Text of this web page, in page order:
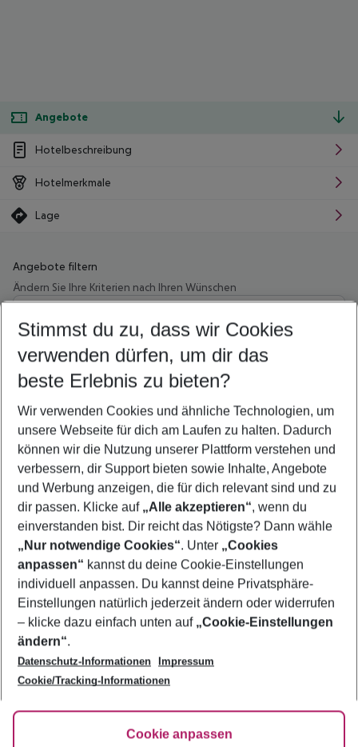
Angebote
Hotelbeschreibung
Hotelmerkmale
Lage
Angebote filtern
Ändern Sie Ihre Kriterien nach Ihren Wünschen
Wähle deinen Abflughafen
Beliebiger Abflughafen
Wähle deinen Reisezeitraum
5-8 Nächte
2 Erwachsene Keine Kinder
Mehr Filter anzeigen
Footer
Footer navigation
Über uns
AGB
Bestpreisgarantie
Cookie-Einstellungen ändern
Cookie-Richtlinie
Agenturbetreuung
Barrierefreies Reisen
FAQ
HanseMerkur Reiseversicherung
Folge uns
Stimmst du zu, dass wir Cookies
verwenden dürfen, um dir das
beste Erlebnis zu bieten?
Wir verwenden Cookies und ähnliche Technologien, um
unsere Webseite für dich am Laufen zu halten. Dadurch
können wir die Nutzung unserer Plattform verstehen und
verbessern, dir Support bieten sowie Inhalte, Angebote
und Werbung anzeigen, die für dich relevant sind und zu
dir passen. Klicke auf „Alle akzeptieren“, wenn du
einverstanden bist. Dir reicht das Nötigste? Dann wähle
„Nur notwendige Cookies“. Unter „Cookies
anpassen“ kannst du deine Cookie-Einstellungen
individuell anpassen. Du kannst deine Privatsphäre-
Einstellungen natürlich jederzeit ändern oder widerrufen
– klicke dazu einfach unten auf „Cookie-Einstellungen
ändern“.
Datenschutz-Informationen
Impressum
Cookie/Tracking-Informationen
Cookie anpassen